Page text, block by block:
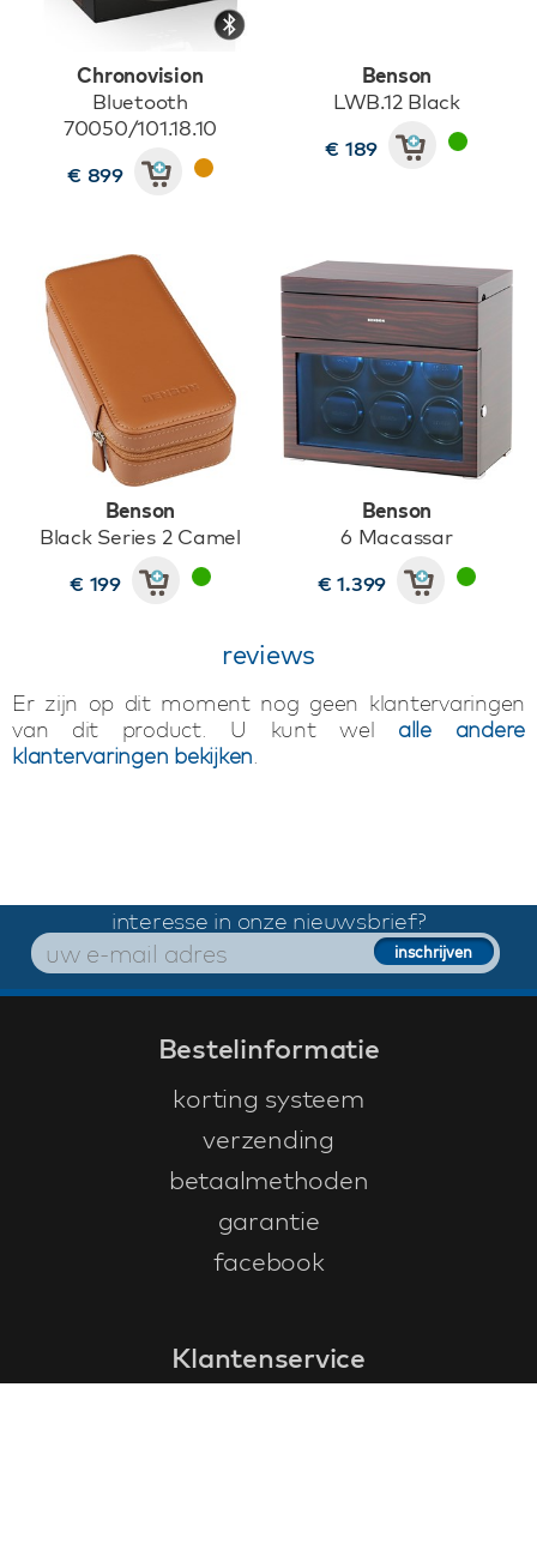
Chronovision
Bluetooth
70050/101.18.10
€ 899
Benson
LWB.12 Black
€ 189
Benson
Black Series 2 Camel
€ 199
Benson
6 Macassar
€ 1.399
reviews
Er zijn op dit moment nog geen klantervaringen
van dit product. U kunt wel alle andere
klantervaringen bekijken.
interesse in onze nieuwsbrief?
Bestelinformatie
korting systeem
verzending
betaalmethoden
garantie
facebook
Klantenservice